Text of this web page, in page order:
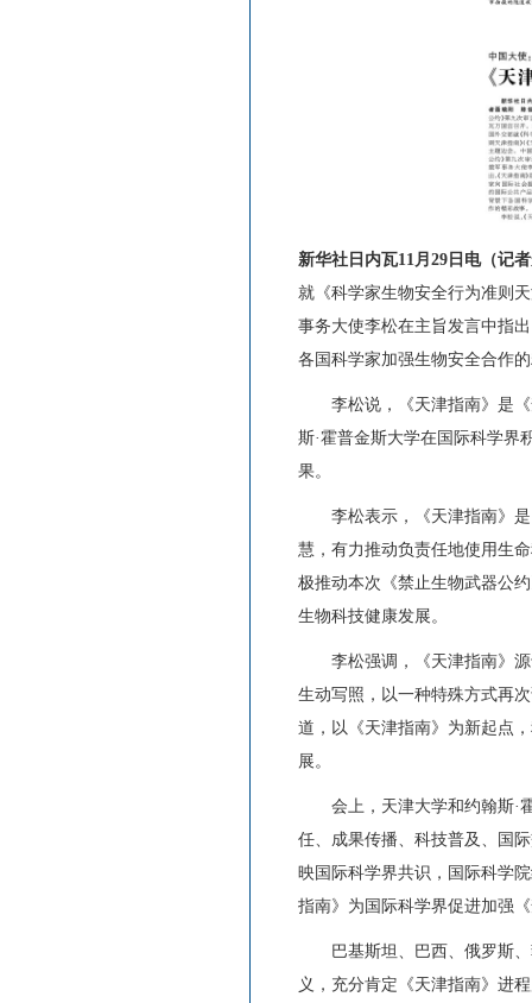
新华社日内瓦11月29日电（记
就《科学家生物安全行为准则
事务大使李松在主旨发言中指
各国科学家加强生物安全合作
李松说，《天津指南》是《
斯·霍普金斯大学在国际科学界
果。
李松表示，《天津指南》是
慧，有力推动负责任地使用生
极推动本次《禁止生物武器公
生物科技健康发展。
李松强调，《天津指南》源
生动写照，以一种特殊方式再
道，以《天津指南》为新起点
展。
会上，天津大学和约翰斯·霍
任、成果传播、科技普及、国
映国际科学界共识，国际科学
指南》为国际科学界促进加强
巴基斯坦、巴西、俄罗斯、
义，充分肯定《天津指南》进